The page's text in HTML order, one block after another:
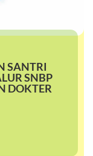
SANTRI
SNBP
DOKTER